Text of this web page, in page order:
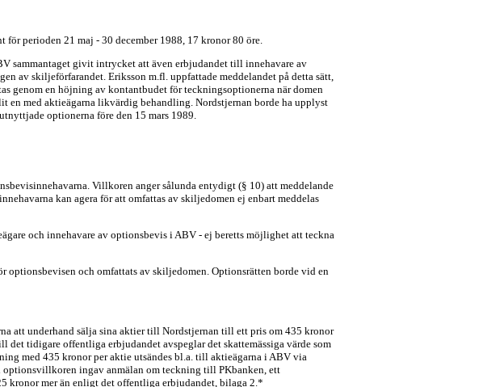
perioden 21 maj - 30 december 1988, 17 kronor 80 öre.
sammantaget givit intrycket att även erbjudandet till innehavare av
av skiljeförfarandet. Eriksson m.fl. uppfattade meddelandet på detta sätt,
genom en höjning av kontantbudet för teckningsoptionerna när domen
en med aktieägarna likvärdig behandling. Nordstjernan borde ha upplyst
optionerna före den 15 mars 1989.
Villkoren anger sålunda entydigt (§ 10) att meddelande
kan agera för att omfattas av skiljedomen ej enbart meddelas
och innehavare av optionsbevis i ABV - ej beretts möjlighet att teckna
och omfattats av skiljedomen. Optionsrätten borde vid en
att underhand sälja sina aktier till Nordstjernan till ett pris om 435 kronor
tidigare offentliga erbjudandet avspeglar det skattemässiga värde som
med 435 kronor per aktie utsändes bl.a. till aktieägarna i ABV via
optionsvillkoren ingav anmälan om teckning till PKbanken, ett
kronor mer än enligt det offentliga erbjudandet, bilaga 2.*